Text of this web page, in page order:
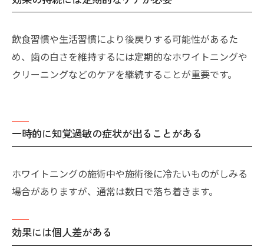
飲食習慣や生活習慣により後戻りする可能性があるた
め、歯の白さを維持するには定期的なホワイトニングや
クリーニングなどのケアを継続することが重要です。
一時的に知覚過敏の症状が出ることがある
ホワイトニングの施術中や施術後に冷たいものがしみる
場合がありますが、通常は数日で落ち着きます。
効果には個人差がある